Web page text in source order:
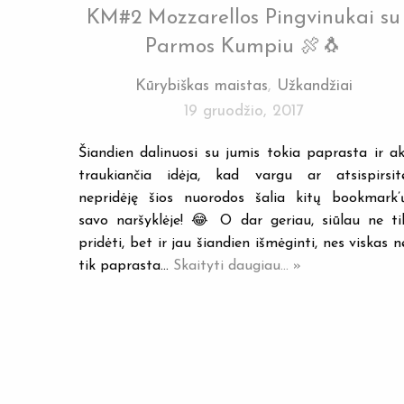
KM#2 Mozzarellos Pingvinukai su
Parmos Kumpiu 🍖🐧
Kūrybiškas maistas, Užkandžiai
19 gruodžio, 2017
Šiandien dalinuosi su jumis tokia paprasta ir
traukiančia idėja, kad vargu ar
nepridėję šios nuorodos šalia kitų
savo naršyklėje! 😂 O dar geriau, siūlau ne
pridėti, bet ir jau šiandien išmėginti, nes viskas
tik paprasta… Skaityti daugiau... »